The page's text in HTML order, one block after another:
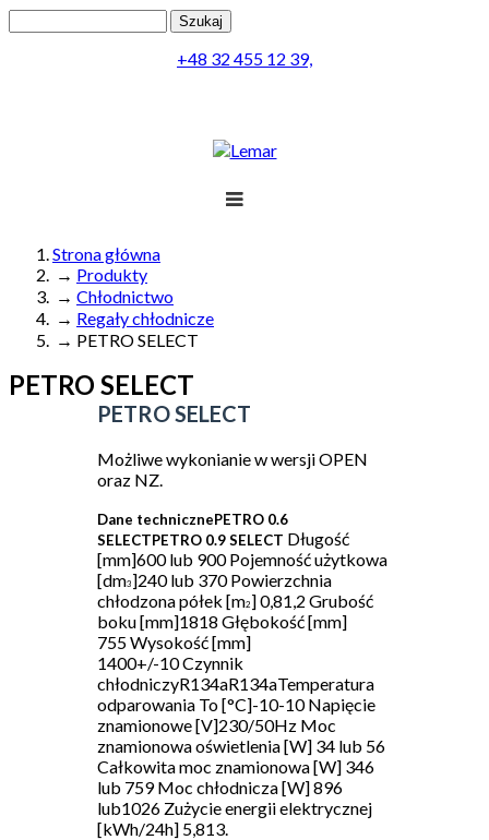
Formularz wyszukiwania
+48 32 455 12 39,
Realizacja
Obsługa
Jesteś tutaj
Strona główna
→ Produkty
→ Chłodnictwo
→ Regały chłodnicze
→ PETRO SELECT
PETRO SELECT
PETROSELECT
Możliwe wykonianie w wersjiOPEN
oraz NZ.
Dane technicznePETRO 0.6
SELECTPETRO 0.9SELECT Długość
[mm]600 lub 900 Pojemność użytkowa
[dm3 ]240 lub 370 Powierzchnia
chłodzona półek [m2 ] 0,81,2 Grubość
boku [mm]1818 Głębokość [mm]
755 Wysokość [mm]
1400+/-10 Czynnik
chłodniczyR134aR134aTemperatura
odparowania To [°C]-10-10 Napięcie
znamionowe [V]230/50Hz Moc
znamionowa oświetlenia [W] 34 lub 56
Całkowita moc znamionowa [W] 346
lub 759 Moc chłodnicza [W] 896
lub1026 Zużycie energii elektrycznej
[kWh/24h] 5,813.